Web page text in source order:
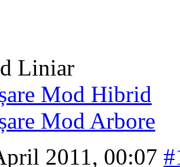
Liniar
Mod Hibrid
Mod Arbore
2011, 00:07